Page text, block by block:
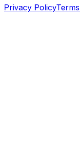
Privacy Policy